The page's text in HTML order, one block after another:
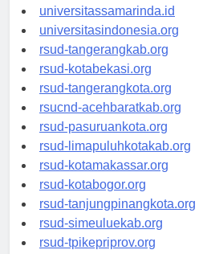
universitassamarinda.id
universitasindonesia.org
rsud-tangerangkab.org
rsud-kotabekasi.org
rsud-tangerangkota.org
rsucnd-acehbaratkab.org
rsud-pasuruankota.org
rsud-limapuluhkotakab.org
rsud-kotamakassar.org
rsud-kotabogor.org
rsud-tanjungpinangkota.org
rsud-simeuluekab.org
rsud-tpikepriprov.org